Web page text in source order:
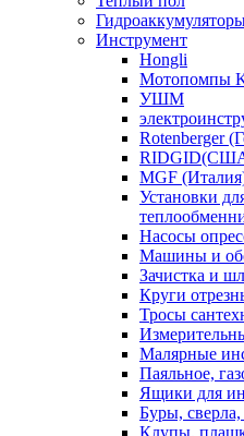
Инструмент
Hongli
Мотопомпы
УШМ
Rotenberger
MGF
Установки
Насосы
Машины и
Зачистка и
Круги
Тросы
Малярные
Паяльное,
Ящики для
Буры,
Клупы,